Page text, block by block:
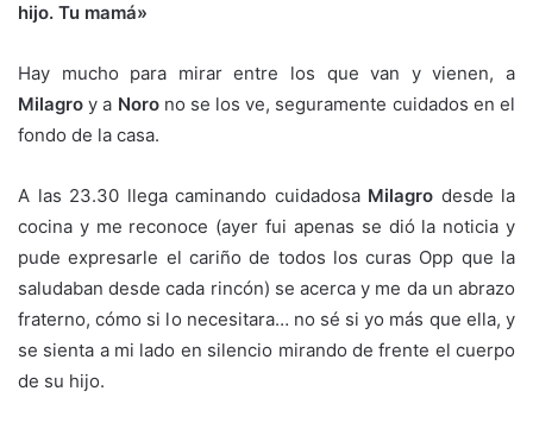
hijo. Tu mamá»
Hay mucho para mirar entre los que van y vienen, a
Milagro y a Norono se los ve, seguramente cuidados en el
fondo de la casa.
A las 23.30 llega caminando cuidadosa Milagro desde la
cocina y me reconoce (ayer fui apenas se dió la noticia y
pude expresarle el cariño de todos los curas Opp que la
saludaban desde cada rincón) se acerca y me da un abrazo
fraterno, cómo si lo necesitara… no sé si yo más que ella, y
se sienta a mi lado en silencio mirando de frente el cuerpo
de su hijo.